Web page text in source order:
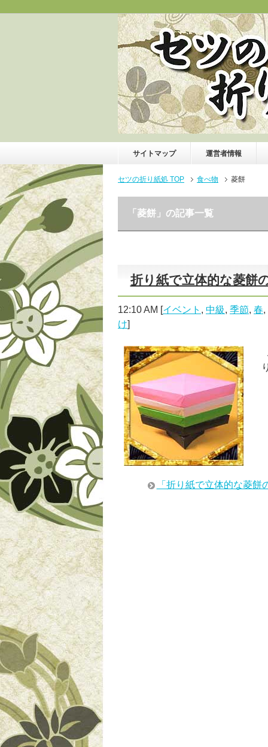
サイトマップ 運営者情報
セツの折り紙処 TOP 食べ物 菱餅
「菱餅」の記事一覧
折り紙で立体的な菱餅
12:10 AM [イベント , 中級, 季節, 春,
け]
「折り紙で立体的な菱